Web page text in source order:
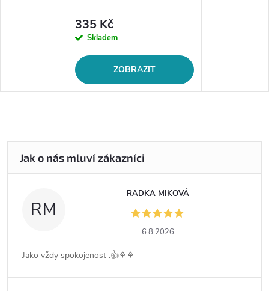
335 Kč
Skladem
ZOBRAZIT
RM
RADKA MIKOVÁ
6.8.2026
Jako vždy spokojenost .👍⚘️⚘️